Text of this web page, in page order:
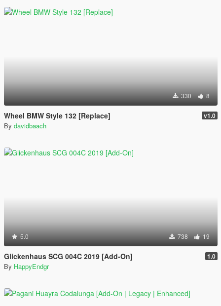
330 8
Wheel BMW Style 132 [Replace] v1.0
By davidbaach
5.0 738 19
Glickenhaus SCG 004C 2019 [Add-On] 1.0
By HappyEndgr